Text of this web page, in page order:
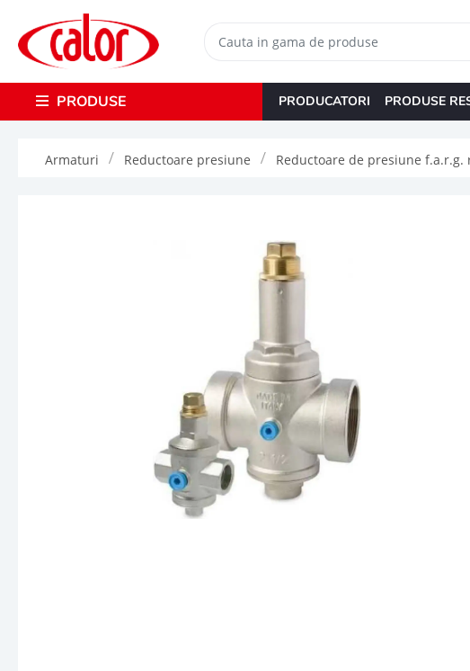
PRODUSE PRODUCATORI PRODUSE
Armaturi Reductoare presiune Reductoare de presiune